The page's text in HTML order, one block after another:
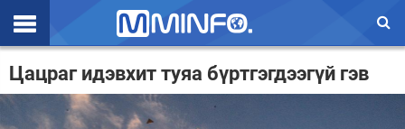
Эхлэл
Цаг агаар
Цацраг идэвхит туяа бүртгэгдээгүй гэв